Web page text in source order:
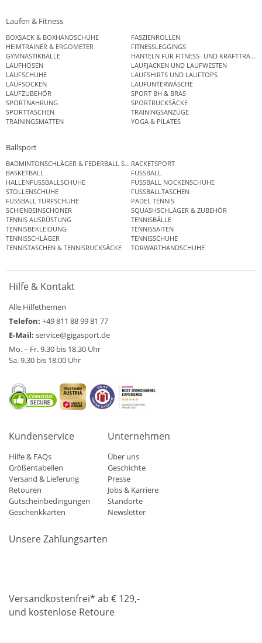
Laufen & Fitness
BOXSACK & BOXHANDSCHUHE
FASZIENROLLEN
HEIMTRAINER & ERGOMETER
FITNESSLEGGINGS
GYMNASTIKBÄLLE
HANTELN FÜR FITNESS- UND
LAUFHOSEN
LAUFJACKEN UND LAUFWESTEN
LAUFSCHUHE
LAUFSHIRTS UND LAUFTOPS
LAUFSOCKEN
LAUFUNTERWÄSCHE
LAUFZUBEHÖR
SPORT BH & BRAS
SPORTNAHRUNG
SPORTRUCKSÄCKE
SPORTTASCHEN
TRAININGSANZÜGE
TRAININGSMATTEN
YOGA & PILATES
Ballsport
BADMINTONSCHLÄGER & FEDERBALL SETSRACKETSPORT
BASKETBALL
FUSSBALL
HALLENFUSSBALLSCHUHE
FUSSBALL NOCKENSCHUHE
STOLLENSCHUHE
FUSSBALLTASCHEN
FUSSBALL TURFSCHUHE
PADEL TENNIS
SCHIENBEINSCHONER
SQUASHSCHLÄGER & ZUBEHÖR
TENNIS AUSRÜSTUNG
TENNISBÄLLE
TENNISBEKLEIDUNG
TENNISSAITEN
TENNISSCHLÄGER
TENNISSCHUHE
TENNISTASCHEN & TENNISRUCKSÄCKE
TORWARTHANDSCHUHE
Hilfe & Kontakt
Alle Hilfethemen
Telefon: +49 811 88 99 81 77
E-Mail: service@gigasport.de
Mo. – Fr. 9.30 bis 18.30 Uhr
Sa. 9.30 bis 18.00 Uhr
Kundenservice
Hilfe & FAQs
Größentabellen
Versand & Lieferung
Retouren
Gutscheinbedingungen
Geschenkkarten
Unternehmen
Über uns
Geschichte
Presse
Jobs & Karriere
Standorte
Newsletter
Unsere Zahlungsarten
Versandkostenfrei* ab € 129,-
und kostenlose Retoure